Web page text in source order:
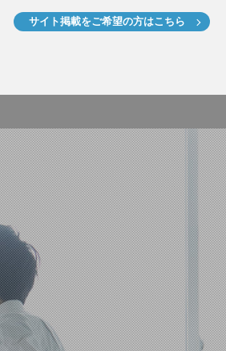
サイト掲載をご希望の方はこちら